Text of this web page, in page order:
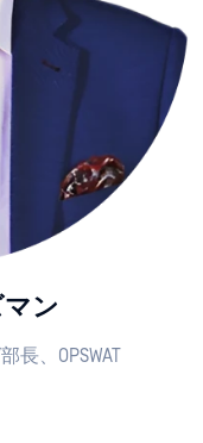
ン
長、OPSWAT